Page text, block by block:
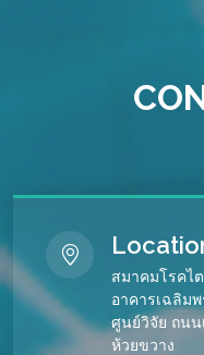
สมาคมโรคไ
อาคารเฉลิม
ศูนย์วิจัย ถนน
ห้วยขวาง